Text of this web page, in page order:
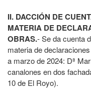
II. DACCIÓN DE
MATERIA DE
OBRAS.- Se da cuenta
materia de
a marzo de 2024: Dª
canalones en dos
10 de El Royo).